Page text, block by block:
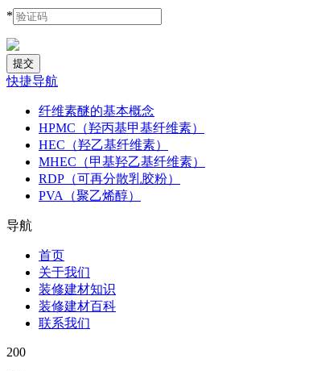
*
快捷导航
纤维素醚的基本概念
HPMC（羟丙基甲基纤维素）
HEC（羟乙基纤维素）
MHEC（甲基羟乙基纤维素）
RDP（可再分散乳胶粉）
PVA（聚乙烯醇）
导航
首页
关于我们
装修建材知识
装修建材百科
联系我们
200